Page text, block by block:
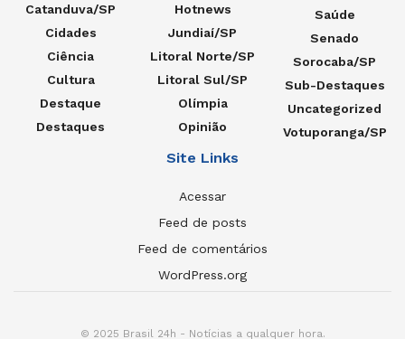
Catanduva/SP
Cidades
Ciência
Cultura
Destaque
Destaques
Hotnews
Jundiaí/SP
Litoral Norte/SP
Litoral Sul/SP
Olímpia
Opinião
Saúde
Senado
Sorocaba/SP
Sub-Destaques
Uncategorized
Votuporanga/SP
Site Links
Acessar
Feed de posts
Feed de comentários
WordPress.org
© 2025 Brasil 24h - Notícias a qualquer hora.